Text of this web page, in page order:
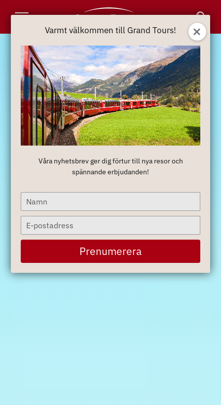
NavigationVarmt välkommen till Grand Tours!
Våra nyhetsbrev ger dig förtur till nya resor och
spännande erbjudanden!
Type
your
name
Type
your
email
Prenumerera